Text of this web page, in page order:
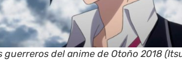
guerreros del anime de Otoño 2018